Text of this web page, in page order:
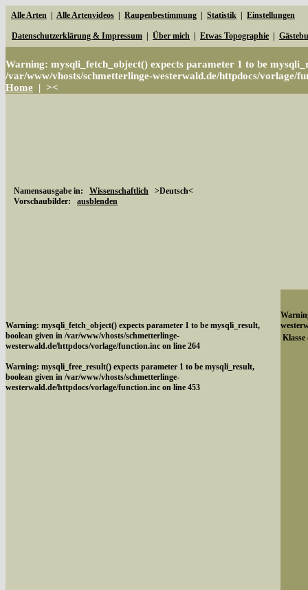
Alle Arten Alle Artenvideos Raupenbestimmung Statistik Einstellungen
Datenschutzerklärung & Impressum Über mich Etwas Topographie
Warning: mysqli_fetch_object() expects parameter 1 to be
/var/www/vhosts/schmetterlinge-westerwald.de/httpdocs/vorlage/
Home | ><
Namensausgabe in: Wissenschaftlich >Deutsch<
Vorschaubilder: ausblenden
Warning: mysqli_fetch_object() expects parameter 1 to be mysqli_result,
boolean given in /var/www/vhosts/schmetterlinge-
westerwald.de/httpdocs/vorlage/function.inc on line 264
Warning: mysqli_free_result() expects parameter 1 to be mysqli_result,
boolean given in /var/www/vhosts/schmetterlinge-
westerwald.de/httpdocs/vorlage/function.inc on line 453